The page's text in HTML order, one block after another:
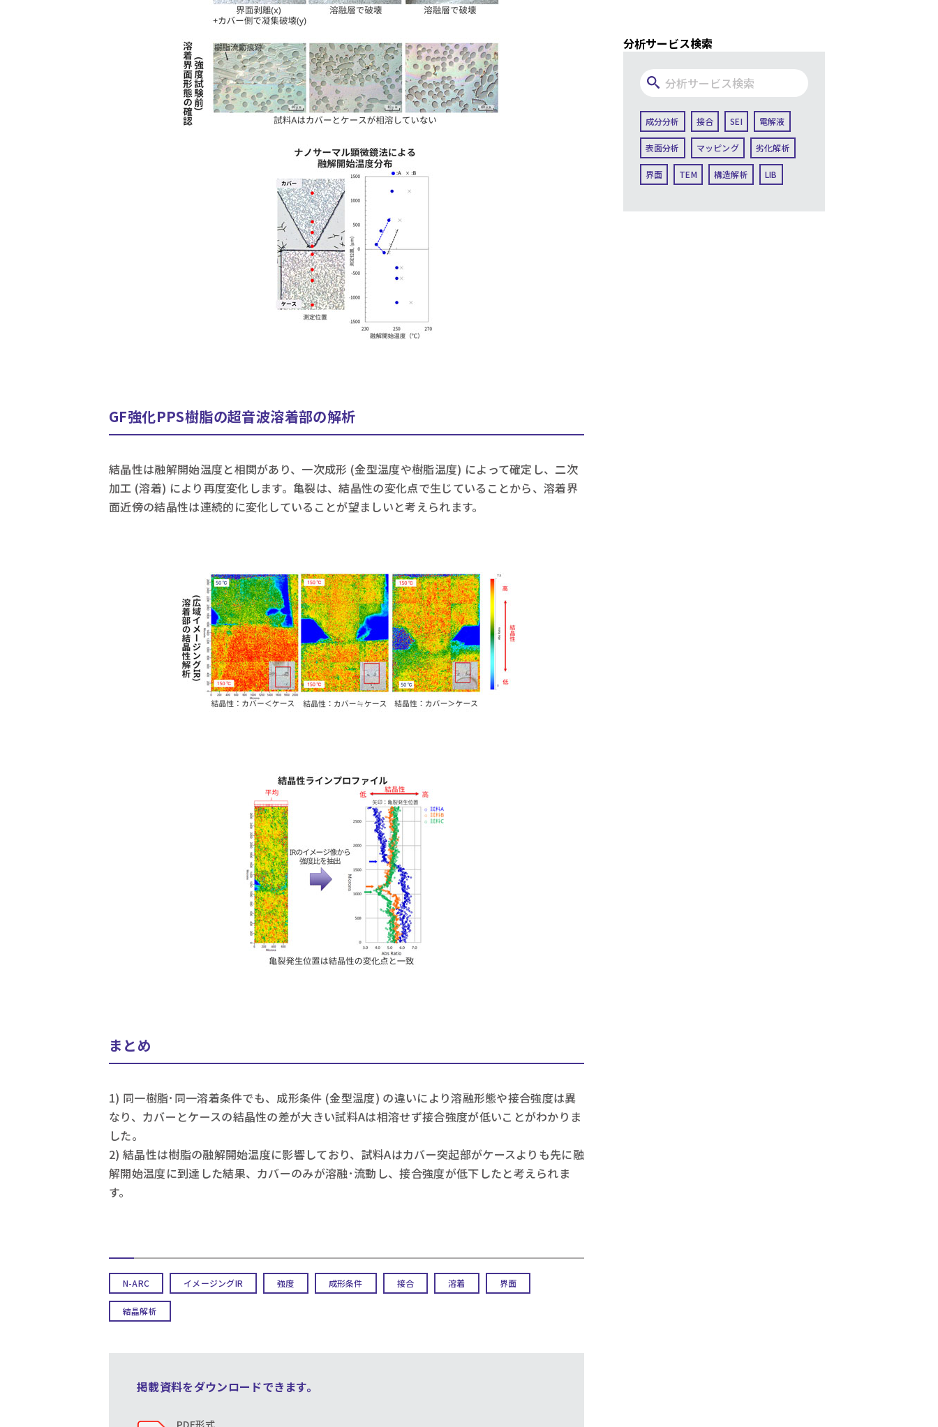
GF強化PPS樹脂の超音波溶着部の解析
結晶性は融解開始温度と相関があり、一次成形 (金型温度や樹脂温度) によって確定し、二次
加工 (溶着) により再度変化します。亀裂は、結晶性の変化点で生じていることから、溶着界
面近傍の結晶性は連続的に変化していることが望ましいと考えられます。
まとめ
1) 同一樹脂･同一溶着条件でも、成形条件 (金型温度) の違いにより溶融形態や接合強度は異
なり、カバーとケースの結晶性の差が大きい試料Aは相溶せず接合強度が低いことがわかりま
した。
2) 結晶性は樹脂の融解開始温度に影響しており、試料Aはカバー突起部がケースよりも先に融
解開始温度に到達した結果、カバーのみが溶融･流動し、接合強度が低下したと考えられま
す。
N-ARC イメージングIR 強度 成形条件 接合 溶着 界面
結晶解析
掲載資料をダウンロードできます。
PDF形式
分析サービス検索
成分分析 接合 SEI 電解液
表面分析 マッピング 劣化解析
界面 TEM 構造解析 LIB